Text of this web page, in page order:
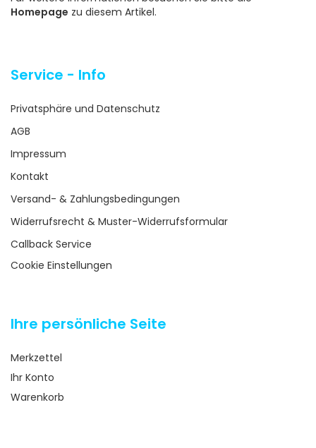
Homepage zu diesem Artikel.
Service - Info
Privatsphäre und Datenschutz
AGB
Impressum
Kontakt
Versand- & Zahlungsbedingungen
Widerrufsrecht & Muster-Widerrufsformular
Callback Service
Cookie Einstellungen
Ihre persönliche Seite
Merkzettel
Ihr Konto
Warenkorb